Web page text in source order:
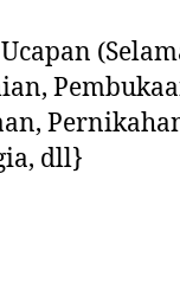
dll}